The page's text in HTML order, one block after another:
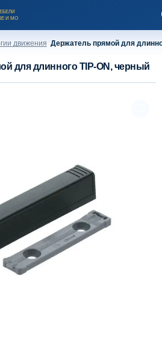
И МО
движения Держатель прямой для
для длинного TIP-ON, черный